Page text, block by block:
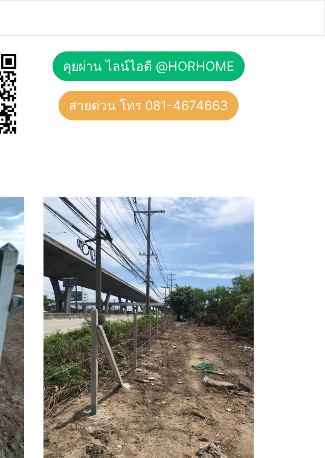
คุยผ่าน ไลน์ไอดี @HORHOME
สายด่วน โทร 081-4674663